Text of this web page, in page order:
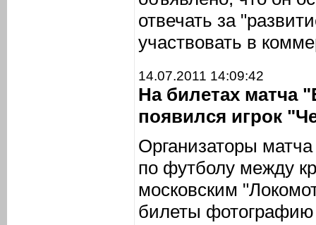
отвечать за
участвовать в
14.07.2011 14:09:42
На билетах матча
появился игрок
Организаторы
по футболу между
московским
билеты фотографию